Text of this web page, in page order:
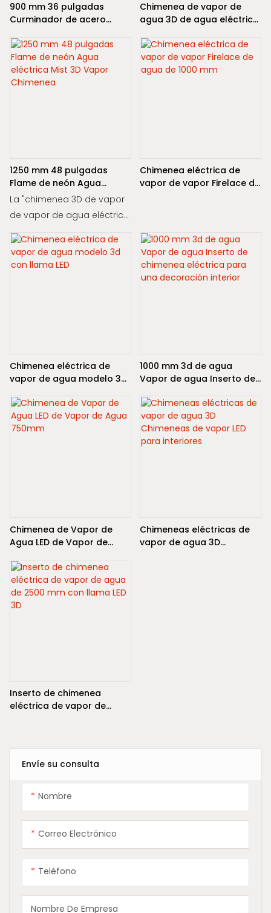
Envíe su consulta
Nombre
Correo Electrónico
Teléfono
Nombre De Empresa
900 mm 36 pulgadas
Curminador de acero
chimeneas de bio etanol
Chimenea de vapor de
agua 3D de agua eléctrica
1250 mm 48 pulgadas
Flame de neón Agua
eléctrica Mist 3D Vapor
Chimenea
La "chimenea 3D de vapor
de vapor de agua eléctrica
de agua de neón de 1250
mm" crea un efecto de
llama cautivador y realista
cualquier habitación de su
hogar
Chimenea eléctrica de
vapor de vapor Firelace de
Chimenea eléctrica de
vapor de agua modelo 3d
1000 mm 3d de agua
Vapor de agua Inserto de
una decoración interior
Chimenea de Vapor de
Agua LED de Vapor de
Chimeneas eléctricas de
vapor de agua 3D
Inserto de chimenea
eléctrica de vapor de